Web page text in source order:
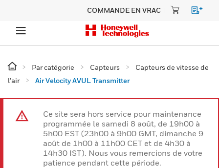
COMMANDE EN VRAC
Par catégorie Capteurs
Capteurs de vitesse de
l’air
Air Velocity AVUL Transmitter
Ce site sera hors service pour maintenance
programmée le samedi 8 août, de 19h00 à
5h00 EST (23h00 à 9h00 GMT, dimanche 9
août de 1h00 à 11h00 CET et de 4h30 à
14h30 IST). Nous vous remercions de votre
patience pendant cette période.